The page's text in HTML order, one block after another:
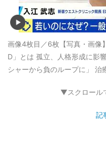
画像4枚目／6枚 【写真・画
D」とは 孤立、人格形成に影
シャーから負のループに」
▼スクロール
記